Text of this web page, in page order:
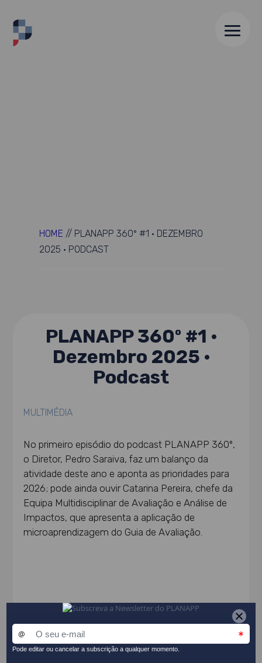
HOME // PLANAPP 360º #1 · DEZEMBRO
2025 · PODCAST
PLANAPP 360º #1 ·
Dezembro 2025 ·
Podcast
MULTIMÉDIA
No primeiro episódio do podcast PLANAPP 360º,
o Diretor, Pedro Saraiva, faz um balanço da
atividade deste ano e aponta as prioridades para
2026; pode ainda ouvir Catarina Pereira, chefe da
Equipa Multidisciplinar de Avaliação e Análise de
Impactos, que apresenta a aplicação de
microaprendizagem do Guia de Avaliação.